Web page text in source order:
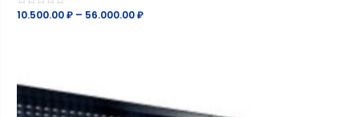
Оценка
0
10.500.00₽ – 56.000.00₽